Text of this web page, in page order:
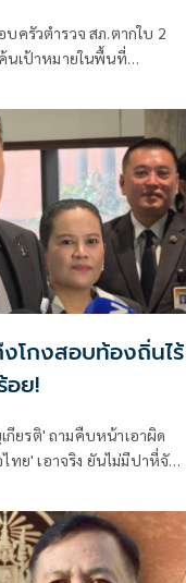
บครัวตำรวจ สภ.ตากใบ 2
นเป้าหมายในพื้นที่
กล่าว
โกงสอบท้องถิ่นไร้
อย!
ยรติ' ถามคืบหน้าเอาผิด
ทย' เอาจริง ยันไม่มีปาหี่จับ